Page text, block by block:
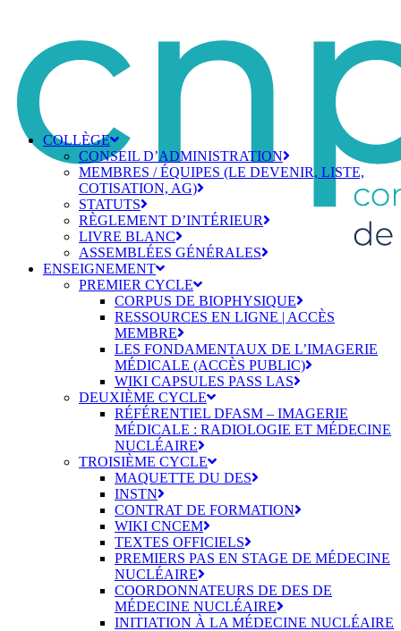
COLLÈGE
CONSEIL D’ADMINISTRATION
MEMBRES / ÉQUIPES (LE DEVENIR, LISTE,
COTISATION, AG)
STATUTS
RÈGLEMENT D’INTÉRIEUR
LIVRE BLANC
ASSEMBLÉES GÉNÉRALES
ENSEIGNEMENT
PREMIER CYCLE
CORPUS DE BIOPHYSIQUE
RESSOURCES EN LIGNE | ACCÈS
MEMBRE
LES FONDAMENTAUX DE L’IMAGERIE
MÉDICALE (ACCÈS PUBLIC)
WIKI CAPSULES PASS LAS
DEUXIÈME CYCLE
RÉFÉRENTIEL DFASM – IMAGERIE
MÉDICALE : RADIOLOGIE ET MÉDECINE
NUCLÉAIRE
TROISIÈME CYCLE
MAQUETTE DU DES
INSTN
CONTRAT DE FORMATION
WIKI CNCEM
TEXTES OFFICIELS
PREMIERS PAS EN STAGE DE MÉDECINE
NUCLÉAIRE
COORDONNATEURS DE DES DE
MÉDECINE NUCLÉAIRE
INITIATION À LA MÉDECINE NUCLÉAIRE